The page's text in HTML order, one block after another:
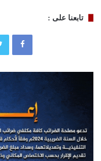
تابعنا على :